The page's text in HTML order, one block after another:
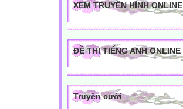
XEM TRUYỀN HÌNH ONLINE
ĐỀ THI TIẾNG ANH ONLINE
Truyện cười